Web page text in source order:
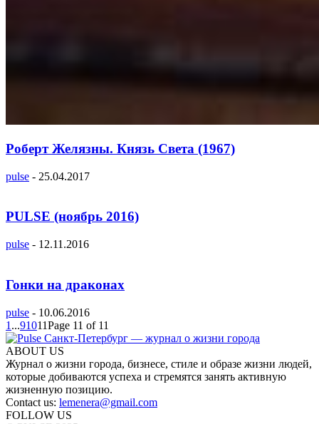
Роберт Желязны. Князь Света (1967)
pulse - 25.04.2017
PULSE (ноябрь 2016)
pulse - 12.11.2016
Гонки на драконах
pulse - 10.06.2016
1 ...91011Page 11 of 11
ABOUT US
Журнал о жизни города, бизнесе, стиле и образе жизни людей,
которые добиваются успеха и стремятся занять активную
жизненную позицию.
Contact us: lemenera@gmail.com
FOLLOW US